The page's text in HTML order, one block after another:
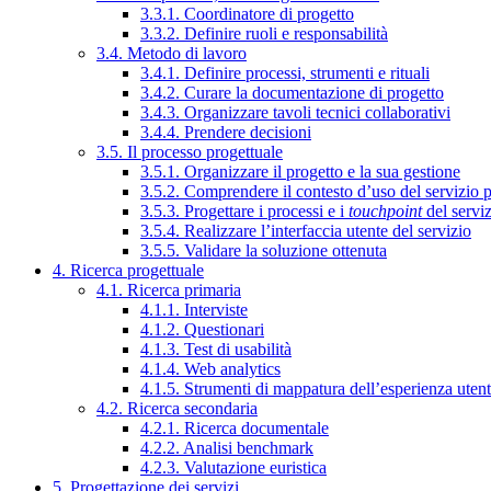
3.3.1. Coordinatore di progetto
3.3.2. Definire ruoli e responsabilità
3.4. Metodo di lavoro
3.4.1. Definire processi, strumenti e rituali
3.4.2. Curare la documentazione di progetto
3.4.3. Organizzare tavoli tecnici collaborativi
3.4.4. Prendere decisioni
3.5. Il processo progettuale
3.5.1. Organizzare il progetto e la sua gestione
3.5.2. Comprendere il contesto d’uso del servizio
3.5.3. Progettare i processi e i touchpointdel
3.5.4. Realizzare l’interfaccia utente del servizio
3.5.5. Validare la soluzione ottenuta
4. Ricerca progettuale
4.1. Ricerca primaria
4.1.1. Interviste
4.1.2. Questionari
4.1.3. Test di usabilità
4.1.4. Web analytics
4.1.5. Strumenti di mappatura dell’esperienza
4.2. Ricerca secondaria
4.2.1. Ricerca documentale
4.2.2. Analisi benchmark
4.2.3. Valutazione euristica
5. Progettazione dei servizi